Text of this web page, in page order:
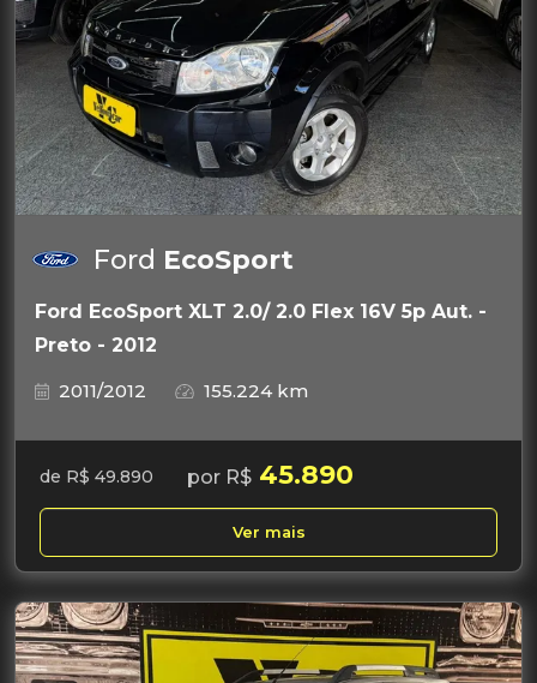
Ford EcoSport
Ford EcoSport XLT 2.0/ 2.0 Flex 16V 5p Aut. -
Preto - 2012
2011/2012
155.224 km
de R$ 49.890 por R$ 45.890
Ver mais